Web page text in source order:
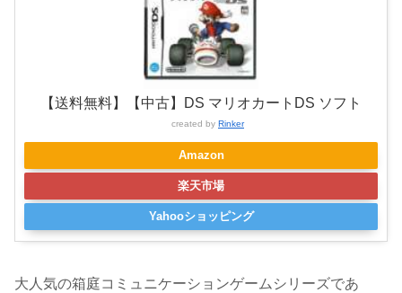
【送料無料】【中古】DS マリオカートDS ソフト
created by Rinker
Amazon
楽天市場
Yahooショッピング
大人気の箱庭コミュニケーションゲームシリーズであ